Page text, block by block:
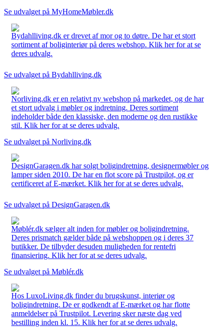
Se udvalget på MyHomeMøbler.dk
Bydahlliving.dk er drevet af mor og to døtre. De har et stort
sortiment af boliginteriør på deres webshop. Klik her for at se
deres udvalg.
Se udvalget på Bydahlliving.dk
Norliving.dk er en relativt ny webshop på markedet, og de har
et stort udvalg i møbler og indretning. Deres sortiment
indeholder både den klassiske, den moderne og den rustikke
stil. Klik her for at se deres udvalg.
Se udvalget på Norliving.dk
DesignGaragen.dk har solgt boligindretning, designermøbler og
lamper siden 2010. De har en flot score på Trustpilot, og er
certificeret af E-mærket. Klik her for at se deres udvalg.
Se udvalget på DesignGaragen.dk
Møblér.dk sælger alt inden for møbler og boligindretning.
Deres prismatch gælder både på webshoppen og i deres 37
butikker. De tilbyder desuden muligheden for rentefri
finansiering. Klik her for at se deres udvalg.
Se udvalget på Møblér.dk
Hos LuxoLiving.dk finder du brugskunst, interiør og
boligindretning. De er godkendt af E-mærket og har flotte
anmeldelser på Trustpilot. Levering sker næste dag ved
bestilling inden kl. 15. Klik her for at se deres udvalg.